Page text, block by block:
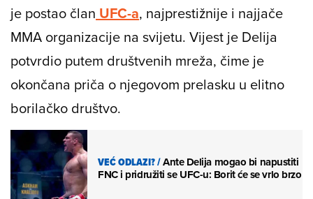
je postao član UFC-a, najprestižnije i najjače
MMA organizacije na svijetu. Vijest je Delija
potvrdio putem društvenih mreža, čime je
okončana priča o njegovom prelasku u elitno
borilačko društvo.
VEĆ ODLAZI?/Ante Delija mogao bi napustiti
FNC i pridružiti se UFC-u: Borit će se vrlo brzo